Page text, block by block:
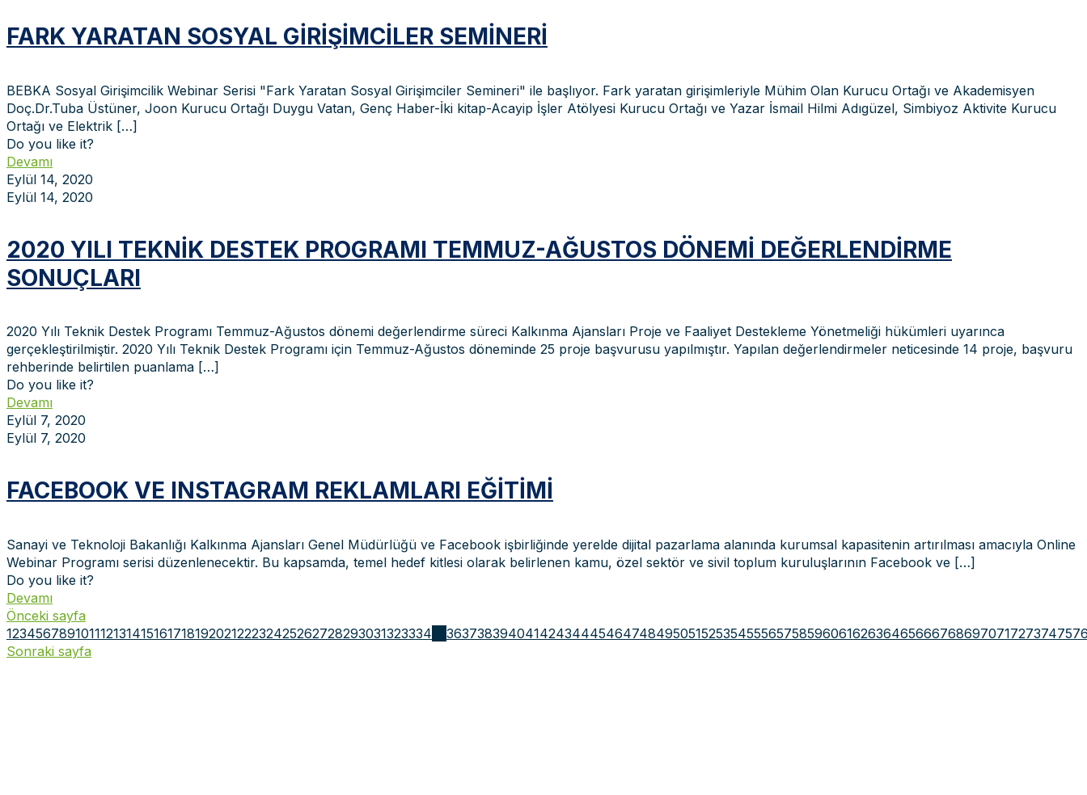
FARK YARATAN SOSYAL GIRIŞIMCILER SEMINERI
BEBKA Sosyal Girişimcilik Webinar Serisi "Fark Yaratan Sosyal Girişimciler Semineri" ile başlıyor. Fark yaratan girişimleriyle Mühim Olan Kurucu Ortağı ve Akademisyen
Doç.Dr.Tuba Üstüner, Joon Kurucu Ortağı Duygu Vatan, Genç Haber-İki kitap-Acayip İşler Atölyesi Kurucu Ortağı ve Yazar İsmail Hilmi Adıgüzel, Simbiyoz Aktivite Kurucu
Ortağı ve Elektrik […]
Do you like it?
Devamı
Eylül 14, 2020
Eylül 14, 2020
2020 YILI TEKNIK DESTEK PROGRAMI TEMMUZ-AĞUSTOS DÖNEMI DEĞERLENDIRME
SONUÇLARI
2020 Yılı Teknik Destek Programı Temmuz-Ağustos dönemi değerlendirme süreci Kalkınma Ajansları Proje ve Faaliyet Destekleme Yönetmeliği hükümleri uyarınca
gerçekleştirilmiştir. 2020 Yılı Teknik Destek Programı için Temmuz-Ağustos döneminde 25 proje başvurusu yapılmıştır. Yapılan değerlendirmeler neticesinde 14 proje, başvuru
rehberinde belirtilen puanlama […]
Do you like it?
Devamı
Eylül 7, 2020
Eylül 7, 2020
FACEBOOK VE INSTAGRAM REKLAMLARI EĞITIMI
Sanayi ve Teknoloji Bakanlığı Kalkınma Ajansları Genel Müdürlüğü ve Facebook işbirliğinde yerelde dijital pazarlama alanında kurumsal kapasitenin artırılması amacıyla Online
Webinar Programı serisi düzenlenecektir. Bu kapsamda, temel hedef kitlesi olarak belirlenen kamu, özel sektör ve sivil toplum kuruluşlarının Facebook ve […]
Do you like it?
Devamı
Önceki sayfa
12345678910111213141516171819202122232425262728293031323334 36373839404142434445464748495051525354555657585960616263646566676869707172737475
Sonraki sayfa